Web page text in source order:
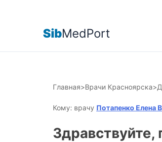
SibMedPort
Главная>Врачи Красноярска>
Кому: врачу Потапенко Елена